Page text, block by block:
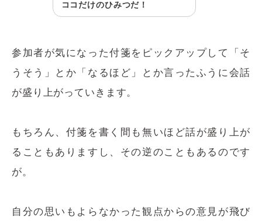
ココだけのひみつだ！
参加者が気になった付箋をピックアップして「そ
うそう」とか「なるほど」とか言ったふうに会話
が盛り上がっていきます。
もちろん、付箋を書く間も無いほど話が盛り上が
ることもありますし、その逆のこともあるのです
が。
自分の思いもよらなかった観点からの意見が飛び